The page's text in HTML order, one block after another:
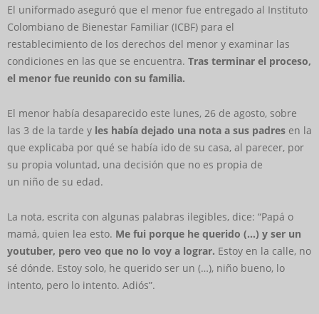
El uniformado aseguró que el menor fue entregado al Instituto
Colombiano de Bienestar Familiar (ICBF) para el
restablecimiento de los derechos del menor y examinar las
condiciones en las que se encuentra. Tras terminar el proceso,
el menor fue reunido con su familia.
El menor había desaparecido este lunes, 26 de agosto, sobre
las 3 de la tarde y les había dejado una nota a sus padres en la
que explicaba por qué se había ido de su casa, al parecer, por
su propia voluntad, una decisión que no es propia de
un niño de su edad.
La nota, escrita con algunas palabras ilegibles, dice: “Papá o
mamá, quien lea esto. Me fui porque he querido (…) y ser un
youtuber, pero veo que no lo voy a lograr. Estoy en la calle, no
sé dónde. Estoy solo, he querido ser un (…), niño bueno, lo
intento, pero lo intento. Adiós”.